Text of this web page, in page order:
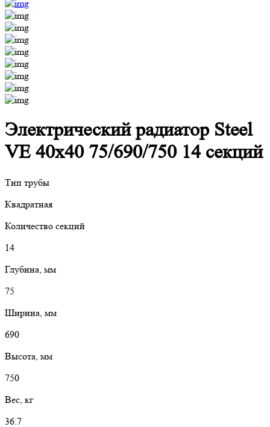
Электрический радиатор Steel
VE 40х40 75/690/750 14 секций
Тип трубы
Квадратная
Количество секций
14
Глубина, мм
75
Ширина, мм
690
Высота, мм
750
Вес, кг
36.7